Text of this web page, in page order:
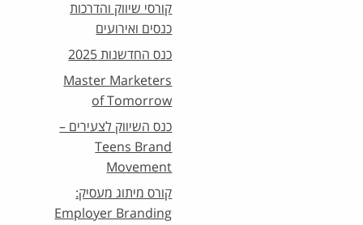
קורסי שיווק והדרכות
כנסים ואירועים
כנס החדשנות 2025
Master Marketers
of Tomorrow
כנס השיווק לצעירים –
Teens Brand
Movement
קורס מיתוג מעסיק:
Employer Branding